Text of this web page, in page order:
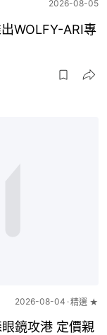
2026-08-05
WOLFY-ARI專
2026-08-04 精選 ★
鏡攻港 定價親